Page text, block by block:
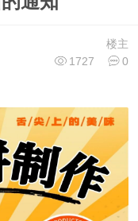
楼主
1727
0